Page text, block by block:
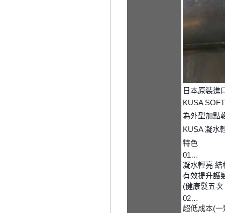
日本原裝進
KUSA
為外型加點
KUSA 凝水
特色
01…
凝水輕亮
有效提升護
(健康髮五
02…
超低成本(